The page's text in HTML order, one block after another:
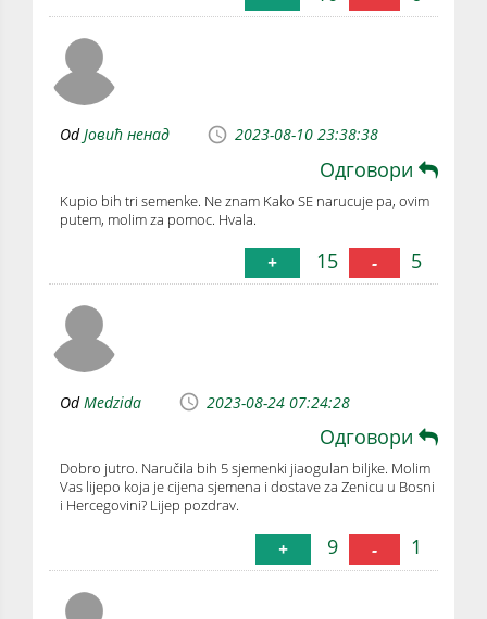
OdJовић ненад 2023-08-10 23:38:38
Одговори
Kupio bih tri semenke. Ne znam Kako SE narucuje pa, ovim
putem, molim za pomoc. Hvala.
+ 15 - 5
OdMedzida 2023-08-24 07:24:28
Одговори
Dobro jutro. Naručila bih 5 sjemenki jiaogulan biljke. Molim
Vas lijepo koja je cijena sjemena i dostave za Zenicu u Bosni
i Hercegovini? Lijep pozdrav.
+ 9 - 1